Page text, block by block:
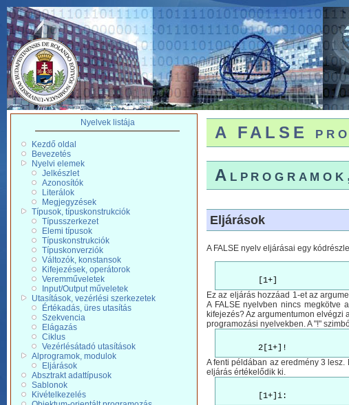
Nyelvek listája
Kezdő oldal
Bevezetés
Nyelvi elemek
Jelkészlet
Azonosítók
Literálok
Megjegyzések
Típusok, típuskonstrukciók
Típusszerkezet
Elemi típusok
Típuskonstrukciók
Típuskonverziók
Változók, konstansok
Kifejezések, operátorok
Veremműveletek
Input/Output műveletek
Utasítások, vezérlési szerkezetek
Értékadás, üres utasítás
Szekvencia
Elágazás
Ciklus
Vezérlésátadó utasítások
Alprogramok, modulok
Eljárások
Absztrakt adattípusok
Sablonok
Kivételkezelés
A FALSE
Eljárások
A FALSE nyelv eljárásai egy
Ez az eljárás hozzáad 1-et az
A FALSE nyelvben nincs megkötve
kifejezés? Az argumentumon elvégzi
programozási nyelvekben. A "!"
A fenti példában az eredmény 3
eljárás értékelődik ki.